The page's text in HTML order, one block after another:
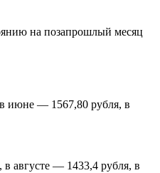
на позапрошлый месяц
июне — 1567,80 рубля, в
августе — 1433,4 рубля, в